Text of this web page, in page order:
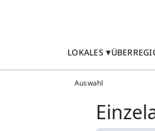
LOKALES
Auswahl